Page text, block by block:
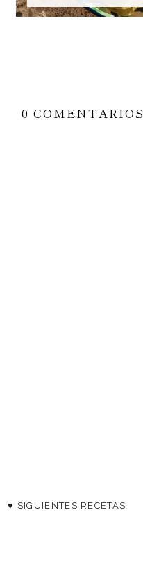
0 COMENTARIOS
♥ SIGUIENTES RECETAS